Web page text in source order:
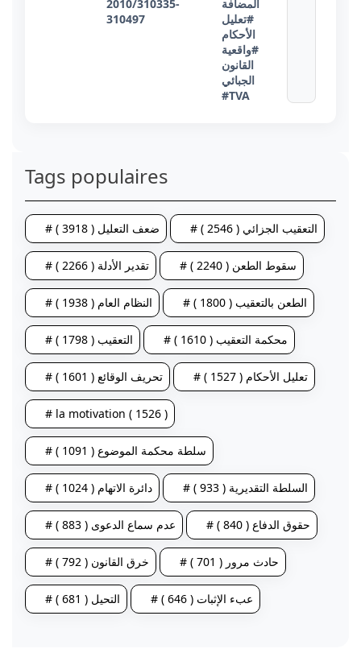
2010/310335-
310497
المضافة
#تعليل
الأحكام
#واقعية
القانون
الجبائي
#TVA
Tags populaires
# ضعف التعليل ( 3918 ) # التعقيب الجزائي ( 2546 )
# تقدير الأدلة ( 2266 ) # سقوط الطعن ( 2240 )
# النظام العام ( 1938 ) # الطعن بالتعقيب ( 1800 )
# التعقيب ( 1798 ) # محكمة التعقيب ( 1610 )
# تحريف الوقائع ( 1601 ) # تعليل الأحكام ( 1527 )
# la motivation ( 1526 )
# سلطة محكمة الموضوع ( 1091 )
# دائرة الاتهام ( 1024 ) # السلطة التقديرية ( 933 )
# عدم سماع الدعوى ( 883 ) # حقوق الدفاع ( 840 )
# خرق القانون ( 792 ) # حادث مرور ( 701 )
# التحيل ( 681 ) # عبء الإثبات ( 646 )